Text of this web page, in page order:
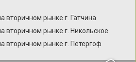
вторичном рынке г. Гатчина
вторичном рынке г. Никольское
вторичном рынке г. Петергоф